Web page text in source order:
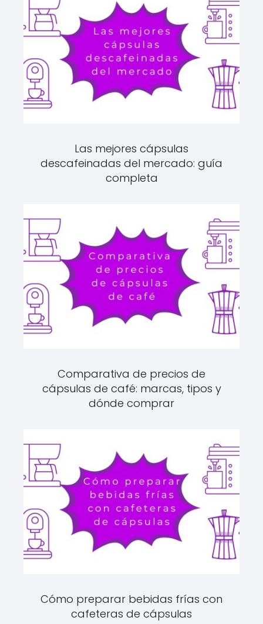
Las mejores cápsulas
descafeinadas del mercado: guía
completa
Comparativa de precios de
cápsulas de café: marcas, tipos y
dónde comprar
Cómo preparar bebidas frías con
cafeteras de cápsulas